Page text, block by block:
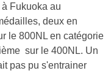
Fukuoka au
deux en
le 800NL en catégorie
sur le 400NL. Un
pas pu s'entrainer